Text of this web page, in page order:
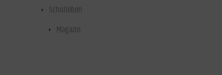
Schulleben
Magazin